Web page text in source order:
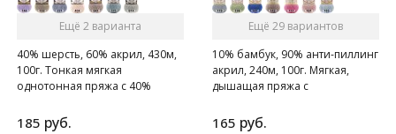
Ещё 2 варианта
40% шерсть, 60% акрил, 430м,
100г. Тонкая мягкая
однотонная пряжа с 40%
185 руб.
Ещё 29 вариантов
10% бамбук, 90% анти-пиллинг
акрил, 240м, 100г. Мягкая,
дышащая пряжа с
165 руб.